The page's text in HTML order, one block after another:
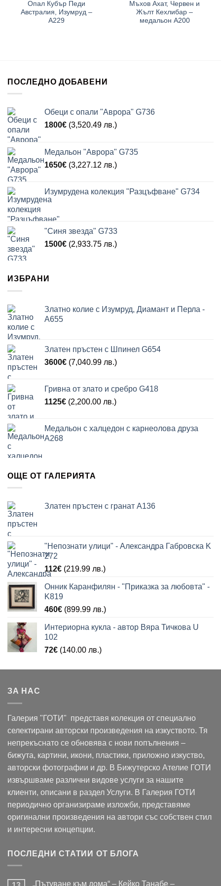
Опал Кубър Педи
Австралия, Изумруд –
A229
Мъхов Ахат, Червен и
Жълт Кехлибар –
медальон А200
ПОСЛЕДНО ДОБАВЕНИ
Обеци с опали "Аврора" G736
1800€ (3,520.49 лв.)
Медальон "Аврора" G735
1650€ (3,227.12 лв.)
Изумрудена колекция "Разцъфване" G734
"Синя звезда" G733
1500€ (2,933.75 лв.)
ИЗБРАНИ
Златно колие с Изумруд, Диамант и Перла -
A655
Златен пръстен с Шпинел G654
3600€ (7,040.99 лв.)
Гривна от злато и сребро G418
1125€ (2,200.00 лв.)
Медальон с халцедон с карнеолова друза
A268
ОЩЕ ОТ ГАЛЕРИЯТА
Златен пръстен с гранат A136
"Непознати улици" - Александра Габровска K
272
112€ (219.99 лв.)
Онник Каранфилян - "Приказка за любовта" -
K819
460€ (899.99 лв.)
Интериорна кукла - автор Вяра Тичкова U
102
72€ (140.00 лв.)
ЗА НАС
Галерия "ГОТИ" представя колекция от специално
селектирани авторски произведения на изкуството. Тя
непрекъснато се обновява с нови попълнения –
бижута, картини, икони, пластики, приложно изкуство,
авторски фотографии и др. В Бижутерско Ателие ГОТИ
извършваме различни видове услуги за нашите
клиенти, описани в раздел Услуги. В Галерия ГОТИ
периодично организираме изложби, представяме
оригинални произведения на автори със собствен стил
и интересни концепции.
ПОСЛЕДНИ СТАТИИ ОТ БЛОГА
„Пътуване към дома“ – Кейко Танабе –